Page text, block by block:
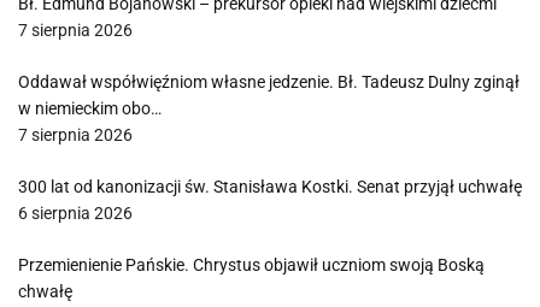
7 sierpnia 2026
Oddawał współwięźniom własne jedzenie. Bł. Tadeusz Dulny zginął
w niemieckim obo…
7 sierpnia 2026
300 lat od kanonizacji św. Stanisława Kostki. Senat przyjął uchwałę
6 sierpnia 2026
Przemienienie Pańskie. Chrystus objawił uczniom swoją Boską
chwałę